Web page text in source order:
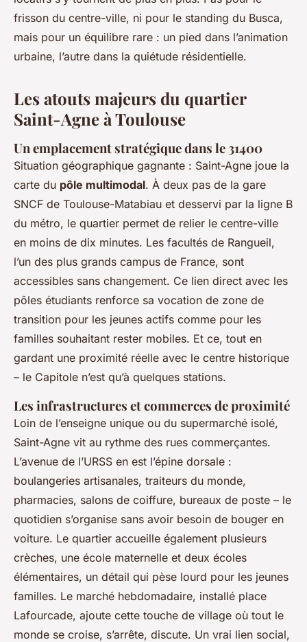
frisson du centre-ville, ni pour le standing du Busca,
mais pour un équilibre rare : un pied dans l’animation
urbaine, l’autre dans la quiétude résidentielle.
Les atouts majeurs du quartier
Saint-Agne à Toulouse
Un emplacement stratégique dans le 31400
Situation géographique gagnante : Saint-Agne joue la
carte du pôle multimodal. À deux pas de la gare
SNCF de Toulouse-Matabiau et desservi par la ligne B
du métro, le quartier permet de relier le centre-ville
en moins de dix minutes. Les facultés de Rangueil,
l’un des plus grands campus de France, sont
accessibles sans changement. Ce lien direct avec les
pôles étudiants renforce sa vocation de zone de
transition pour les jeunes actifs comme pour les
familles souhaitant rester mobiles. Et ce, tout en
gardant une proximité réelle avec le centre historique
– le Capitole n’est qu’à quelques stations.
Les infrastructures et commerces de proximité
Loin de l’enseigne unique ou du supermarché isolé,
Saint-Agne vit au rythme des rues commerçantes.
L’avenue de l’URSS en est l’épine dorsale :
boulangeries artisanales, traiteurs du monde,
pharmacies, salons de coiffure, bureaux de poste – le
quotidien s’organise sans avoir besoin de bouger en
voiture. Le quartier accueille également plusieurs
crèches, une école maternelle et deux écoles
élémentaires, un détail qui pèse lourd pour les jeunes
familles. Le marché hebdomadaire, installé place
Lafourcade, ajoute cette touche de village où tout le
monde se croise, s’arrête, discute. Un vrai lien social,